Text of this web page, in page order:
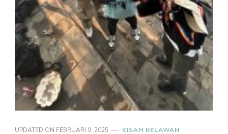
UPDATED ON FEBRUARI 9, 2025 KISAH RELAWAN